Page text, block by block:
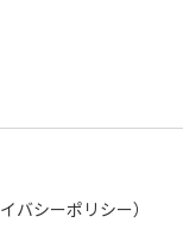
バシーポリシー）